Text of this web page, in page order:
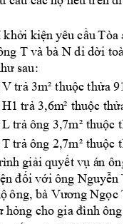
khởi kiện yêu cầu Ta
T và bà N di dời toàn
sau:
V trả 3m² thuộc thửa 91
H1 trả 3,6m² thuộc thửa
L trả ông 3,7m² thuộc
T trả ông 2,7m² thuộc
h giải quyết vụ n ông
đối với ông Nguyễn
ông, bà Vương Ngọc T
hỏng cho gia đình ông